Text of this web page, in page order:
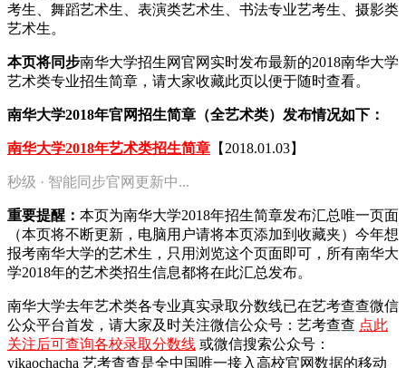
考生、舞蹈艺术生、表演类艺术生、书法专业艺考生、摄影类
艺术生。
本页将同步南华大学招生网官网实时发布最新的2018南华大学
艺术类专业招生简章，请大家收藏此页以便于随时查看。
南华大学2018年官网招生简章（全艺术类）发布情况如下：
南华大学2018年艺术类招生简章 【2018.01.03】
秒级 · 智能同步官网更新中...
重要提醒： 本页为南华大学2018年招生简章发布汇总唯一页面
（本页将不断更新，电脑用户请将本页添加到收藏夹）今年想
报考南华大学的艺术生，只用浏览这个页面即可，所有南华大
学2018年的艺术类招生信息都将在此汇总发布。
南华大学去年艺术类各专业真实录取分数线已在艺考查查微信
公众平台首发， 请大家及时关注微信公众号：艺考查查 点此
关注后可查询各校录取分数线 或微信搜索公众号：
yikaochacha 艺考查查是全中国唯一接入高校官网数据的移动